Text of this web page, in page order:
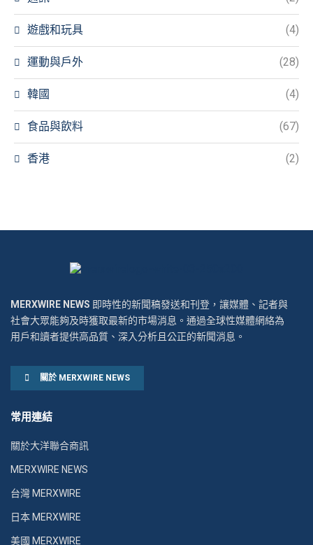
遊戲和玩具 (4)
運動與戶外 (28)
韓國 (4)
食品與飲料 (67)
香港 (2)
MERXWIRE NEWS 即時性的新聞稿發送和刊登，讓媒體、記者與
社會大眾能夠及時獲取最新的市場消息。通過全球性媒體網絡為
用戶和讀者提供高品質、深入分析且公正的新聞消息。
關於 MERXWIRE NEWS
常用連結
關於大洋聯合商訊
MERXWIRE NEWS
台灣 MERXWIRE
日本 MERXWIRE
美國 MERXWIRE